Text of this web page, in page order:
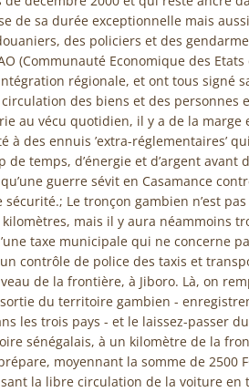
de sa durée exceptionnelle mais
des policiers et des
(Communauté Economique des Etats
régionale, et ont tous signé
des biens et des personnes
au vécu quotidien, il y a de la marge
à des ennuis ’extra-réglementaires’
temps, d’énergie et d’argent avant
guerre sévit en Casamance
Le tronçon gambien n’est
mais il y aura néammoins
taxe municipale qui ne concerne
contrôle de police des taxis et
de la frontière, à Jiboro. Là, on
du territoire gambien -
les trois pays - et le laissez-passer
sénégalais, à un kilomètre de la
moyennant la somme de 2500
la libre circulation de la voiture en